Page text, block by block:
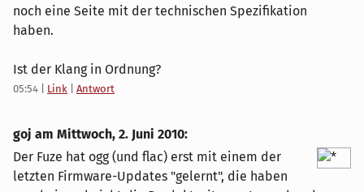
noch eine Seite mit der technischen Spezifikation
haben.
Ist der Klang in Ordnung?
05:54 Link Antwort
goj am Mittwoch, 2. Juni 2010:
Der Fuze hat ogg (und flac) erst mit einem der
letzten Firmware-Updates "gelernt", die haben